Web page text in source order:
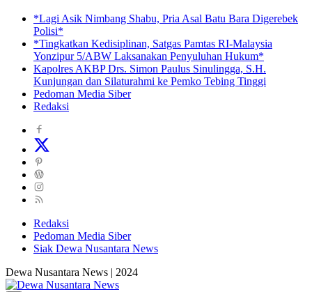
*Lagi Asik Nimbang Shabu, Pria Asal Batu Bara Digerebek
Polisi*
*Tingkatkan Kedisiplinan, Satgas Pamtas RI-Malaysia
Yonzipur 5/ABW Laksanakan Penyuluhan Hukum*
Kapolres AKBP Drs. Simon Paulus Sinulingga, S.H.
Kunjungan dan Silaturahmi ke Pemko Tebing Tinggi
Pedoman Media Siber
Redaksi
Redaksi
Pedoman Media Siber
Siak Dewa Nusantara News
Dewa Nusantara News | 2024